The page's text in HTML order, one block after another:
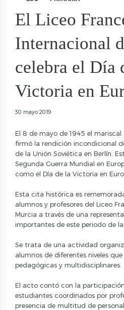
El Liceo
Internacional
celebra el Día
Victoria en
30 mayo 2019
El 8 de mayo de 1945 el mariscal
firmó la rendición incondicional
de la Unión Soviética en Berlín.
Segunda Guerra Mundial en
como el Día de la Victoria en
Esta cita histórica es
alumnos y profesores del Liceo
Murcia a través de una
importantes de este periodo de
Se trata de una actividad
alumnos de diferentes niveles
pedagógicas y multidisciplinares.
El acto contó con la
estudiantes coordinados por
presencia de multitud de